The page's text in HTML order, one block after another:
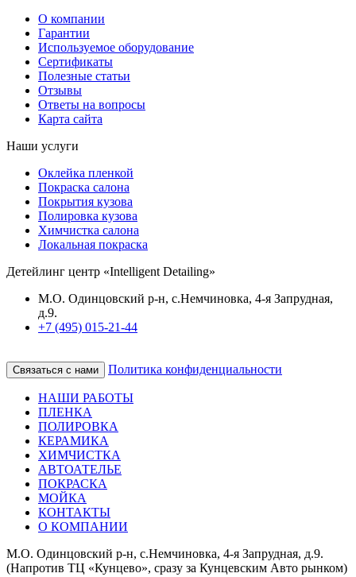
О компании
Гарантии
Используемое оборудование
Сертификаты
Полезные статьи
Отзывы
Ответы на вопросы
Карта сайта
Наши услуги
Оклейка пленкой
Покраска салона
Покрытия кузова
Полировка кузова
Химчистка салона
Локальная покраска
Детейлинг центр «Intelligent Detailing»
М.О. Одинцовский р-н, с.Немчиновка, 4-я Запрудная,
д.9.
+7 (495) 015-21-44
Связаться с нами Политика конфиденциальности
НАШИ РАБОТЫ
ПЛЕНКА
ПОЛИРОВКА
КЕРАМИКА
ХИМЧИСТКА
АВТОАТЕЛЬЕ
ПОКРАСКА
МОЙКА
КОНТАКТЫ
О КОМПАНИИ
М.О. Одинцовский р-н, с.Немчиновка, 4-я Запрудная, д.9.
(Напротив ТЦ «Кунцево», сразу за Кунцевским Авто рынком)